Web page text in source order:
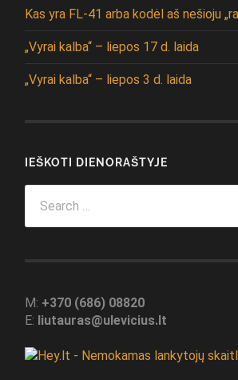
Kas yra FL-41 arba kodėl aš nešioju
„Vyrai kalba“ – liepos 17 d. laida
„Vyrai kalba“ – liepos 3 d. laida
IEŠKOTI DIENORAŠTYJE
for:
M: +370 (686) 08820
E: liutauras@ulevicius.lt